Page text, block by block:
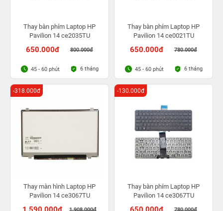
Thay bàn phím Laptop HP
Pavilion 14 ce2035TU
650.000đ 800.000đ
45 - 60 phút 6 tháng
Thay bàn phím Laptop HP
Pavilion 14 ce0021TU
650.000đ 780.000đ
45 - 60 phút 6 tháng
Thay màn hình Laptop HP
Pavilion 14 ce3067TU
-318.000đ
Thay bàn phím Laptop HP
Pavilion 14 ce3067TU
-130.000đ